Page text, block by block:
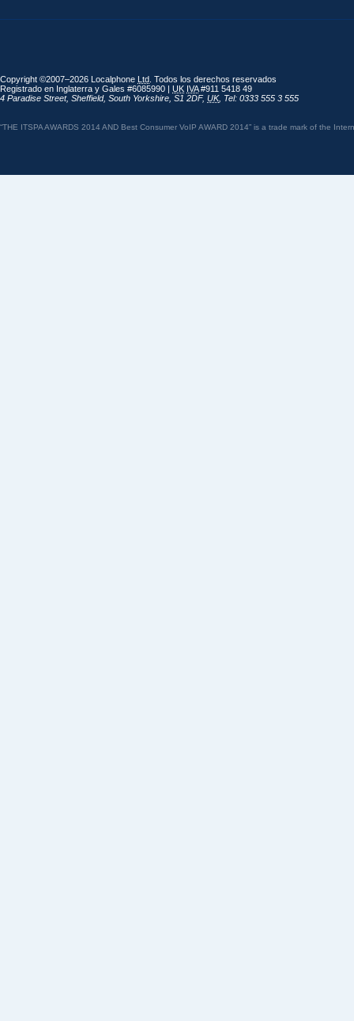
Copyright ©2007–2026 Localphone Ltd . Todos los derechos reservados
Registrado en Inglaterra y Gales #6085990 | UK IVA#911 5418 49
4 Paradise Street, Sheffield, South Yorkshire S1 2DF, UK, Tel: 0333 555 3 555
“THE ITSPA AWARDS 2014 AND Best Consumer VoIP AWARD 2014” is a trade mark of the